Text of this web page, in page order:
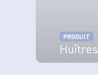
PRODUIT
Huîtres